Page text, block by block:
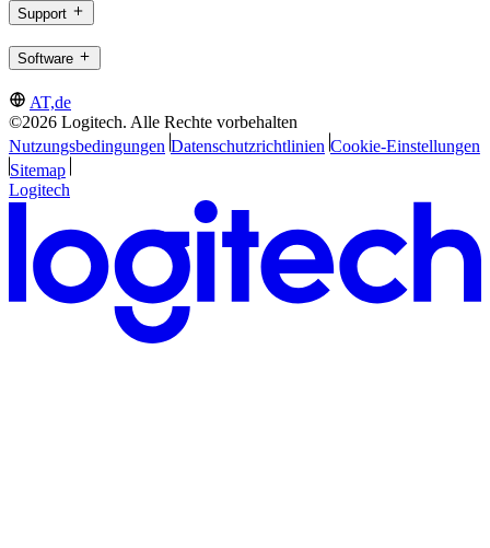
Support
Software
AT,de
©2026 Logitech. Alle Rechte vorbehalten
Nutzungsbedingungen Datenschutzrichtlinien Cookie-Einstellungen
Sitemap
Logitech